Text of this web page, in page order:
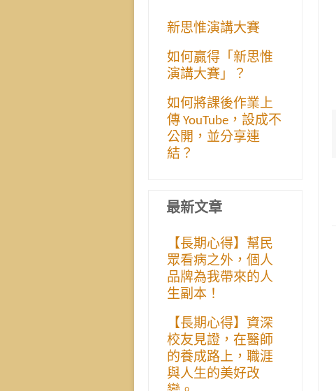
新思惟演講大賽
如何贏得「新思惟
演講大賽」？
如何將課後作業上
傳 YouTube，設成不
公開，並分享連
結？
最新文章
【長期心得】幫民
眾看病之外，個人
品牌為我帶來的人
生副本！
【長期心得】資深
校友見證，在醫師
的養成路上，職涯
與人生的美好改